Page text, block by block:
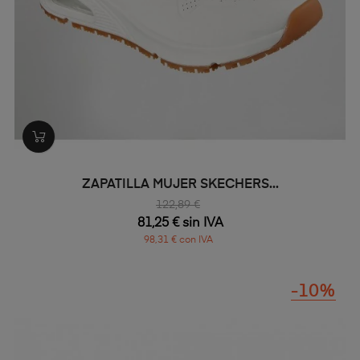
ZAPATILLA MUJER SKECHERS...
122,89 €
81,25 € sin IVA
98,31 € con IVA
-10%